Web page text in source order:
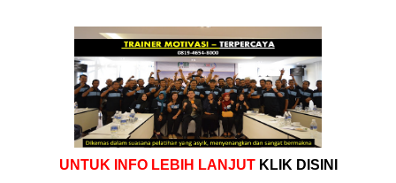
UNTUK INFO LEBIH LANJUT KLIK DISINI